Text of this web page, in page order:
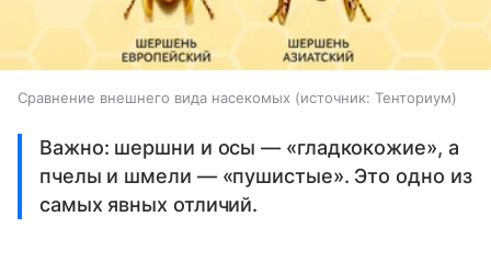
Сравнение внешнего вида насекомых источник: Тенториум
Важно: шершни и осы — «гладкокожие», а
пчелы и шмели — «пушистые». Это одно из
самых явных отличий.